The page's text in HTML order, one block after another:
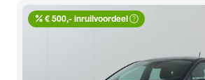
Transmissie
percent € 500,- inruilvoordeelhelp_outline